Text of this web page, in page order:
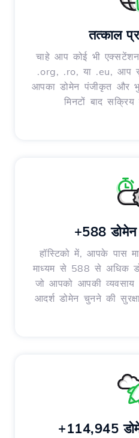
तत्काल
चाहे आप कोई भी
.org, .ro, या .eu, आप
आपका डोमेन पंजीकृत और
मिनटों बाद सक्रिय
+588
हॉस्टिको में, आपके पास
माध्यम से 588 से अधिक
जो आपको आपकी
आदर्श डोमेन चुनने की
+114,945